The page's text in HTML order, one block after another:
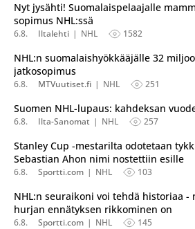
Nyt jysähti! Suomalaispelaajalle
sopimus NHL:ssä
6.8. Iltalehti NHL 1582
NHL:n suomalaishyökkääjälle 32
jatkosopimus
6.8. MTVuutiset.fi NHL 251
Suomen NHL-lupaus: kahdeksan
6.8. Ilta-Sanomat NHL 257
Stanley Cup -mestarilta odotetaan
Sebastian Ahon nimi nostettiin esille
6.8. Sportti.com NHL 103
NHL:n seuraikoni voi tehdä historiaa -
hurjan ennätyksen rikkominen on
6.8. Sportti.com NHL 145